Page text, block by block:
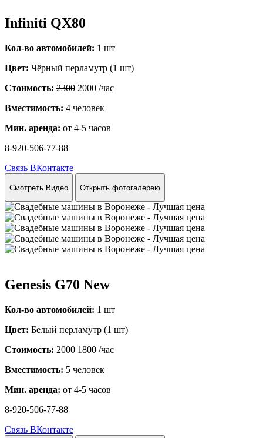
Infiniti QX80
Кол-во автомобилей: 1 шт
Цвет: Чёрный перламутр (1 шт)
Стоимость: 2300 2000 /час
Вместимость: 4 человек
Мин. аренда: от 4-5 часов
8-920-506-77-88
Связь ВКонтакте
Смотреть Видео Открыть фотогалерею
Genesis G70 New
Кол-во автомобилей: 1 шт
Цвет: Белый перламутр (1 шт)
Стоимость: 2000 1800 /час
Вместимость: 5 человек
Мин. аренда: от 4-5 часов
8-920-506-77-88
Связь ВКонтакте